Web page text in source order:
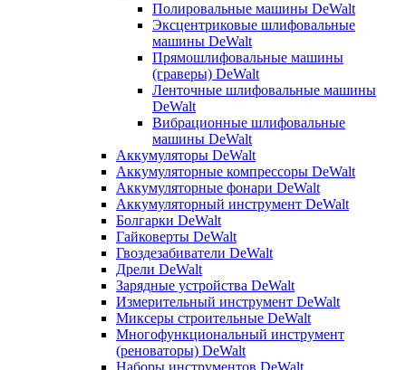
Полировальные машины DeWalt
Эксцентриковые шлифовальные
машины DeWalt
Прямошлифовальные машины
(граверы) DeWalt
Ленточные шлифовальные машины
DeWalt
Вибрационные шлифовальные
машины DeWalt
Аккумуляторы DeWalt
Аккумуляторные компрессоры DeWalt
Аккумуляторные фонари DeWalt
Аккумуляторный инструмент DeWalt
Болгарки DeWalt
Гайковерты DeWalt
Гвоздезабиватели DeWalt
Дрели DeWalt
Зарядные устройства DeWalt
Измерительный инструмент DeWalt
Миксеры строительные DeWalt
Многофункциональный инструмент
(реноваторы) DeWalt
Наборы инструментов DeWalt